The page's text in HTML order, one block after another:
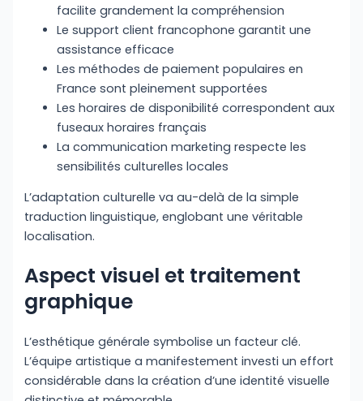
facilite grandement la compréhension
Le support client francophone garantit une
assistance efficace
Les méthodes de paiement populaires en
France sont pleinement supportées
Les horaires de disponibilité correspondent aux
fuseaux horaires français
La communication marketing respecte les
sensibilités culturelles locales
L’adaptation culturelle va au-delà de la simple
traduction linguistique, englobant une véritable
localisation.
Aspect visuel et traitement
graphique
L’esthétique générale symbolise un facteur clé.
L’équipe artistique a manifestement investi un effort
considérable dans la création d’une identité visuelle